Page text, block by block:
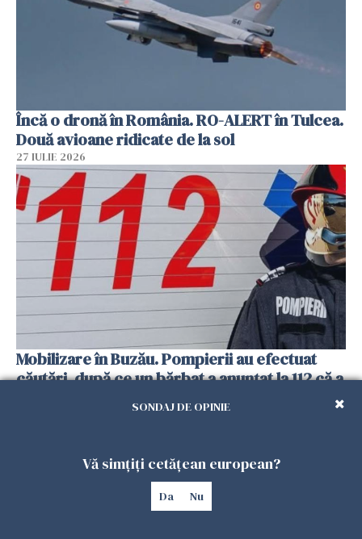
Încă o dronă în România. RO-ALERT în Tulcea.
Două avioane ridicate de la sol
27 IULIE 2026
Mobilizare în Buzău. Pompierii au efectuat
căutări, după ce un bărbat a anunțat la 112 că a
văzut un obiect luminos
SONDAJ DE OPINIE
Vă simțiți cetățean european?
Da Nu